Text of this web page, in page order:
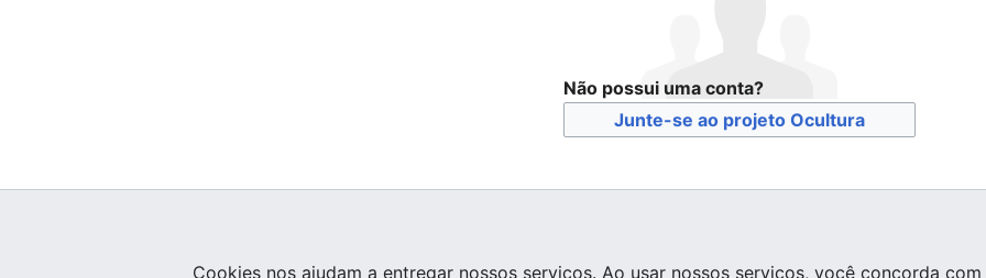
Não possui uma conta?
Junte-se ao projeto Ocultura
Cookies nos ajudam a entregar nossos serviços. Ao usar nossos serviços, você concorda